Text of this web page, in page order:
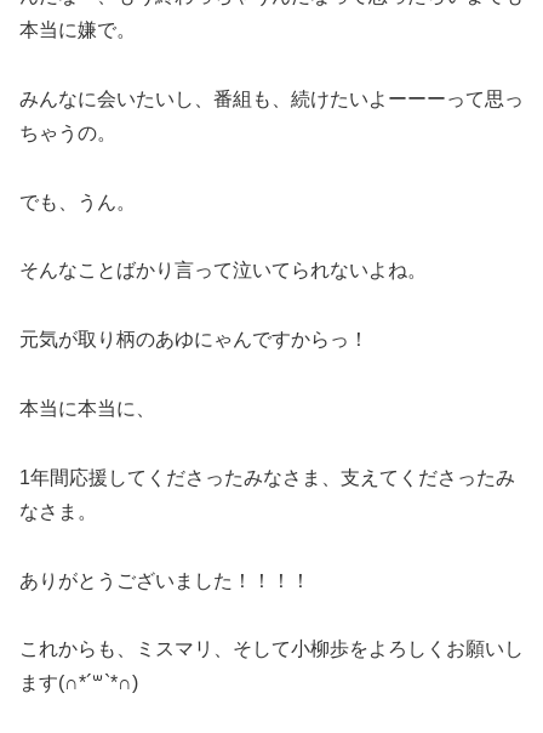
本当に嫌で。
みんなに会いたいし、番組も、続けたいよーーーって思っ
ちゃうの。
でも、うん。
そんなことばかり言って泣いてられないよね。
元気が取り柄のあゆにゃんですからっ！
本当に本当に、
1年間応援してくださったみなさま、支えてくださったみ
なさま。
ありがとうございました！！！！
これからも、ミスマリ、そして小柳歩をよろしくお願いし
ます(∩*´꒳`*∩)